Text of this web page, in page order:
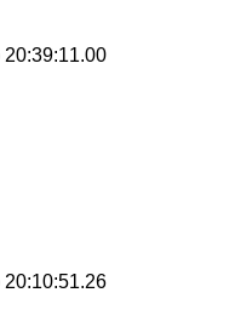
20:39:11.00
20:10:51.26